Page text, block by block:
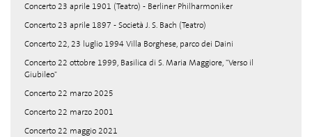
Concerto 23 aprile 1901 (Teatro) - Berliner Philharmoniker
Concerto 23 aprile 1897 - Società J. S. Bach (Teatro)
Concerto 22, 23 luglio 1994 Villa Borghese, parco dei Daini
Concerto 22 ottobre 1999, Basilica di S. Maria Maggiore, "Verso il
Giubileo"
Concerto 22 marzo 2025
Concerto 22 marzo 2001
Concerto 22 maggio 2021